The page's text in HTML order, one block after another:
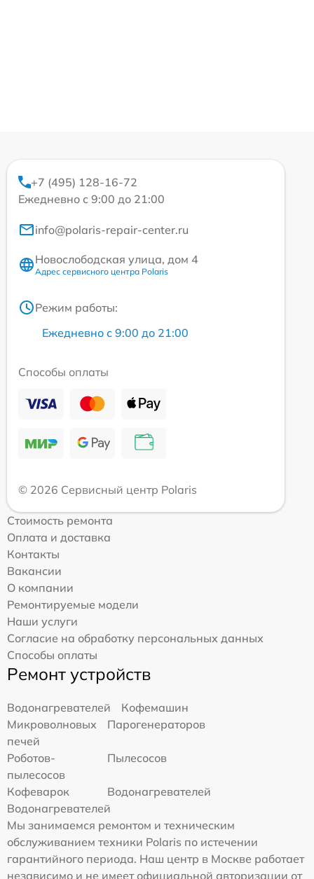
+7 (495) 128-16-72
Ежедневно с 9:00 до 21:00
info@polaris-repair-center.ru
Новослободская улица, дом 4
Адрес сервисного центра Polaris
Режим работы:
Ежедневно с 9:00 до 21:00
Способы оплаты
© 2026 Сервисный центр Polaris
Стоимость ремонта
Оплата и доставка
Контакты
Вакансии
О компании
Ремонтируемые модели
Наши услуги
Согласие на обработку персональных данных
Способы оплаты
Ремонт устройств
Водонагревателей
Кофемашин
Микроволновых
печей
Парогенераторов
Роботов-
пылесосов
Пылесосов
Кофеварок
Водонагревателей
Водонагревателей
Мы занимаемся ремонтом и техническим
обслуживанием техники Polaris по истечении
гарантийного периода. Наш центр в Москве работает
независимо и не имеет официальной авторизации от